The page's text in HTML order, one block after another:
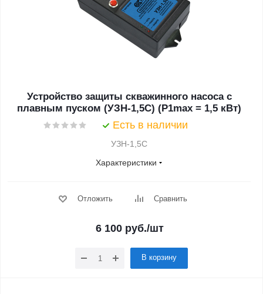
Устройство защиты скважинного насоса с
плавным пуском (УЗН-1,5С) (P1max = 1,5 кВт)
Есть в наличии
УЗН-1,5С
Характеристики
Отложить Сравнить
6 100руб./шт
В корзину